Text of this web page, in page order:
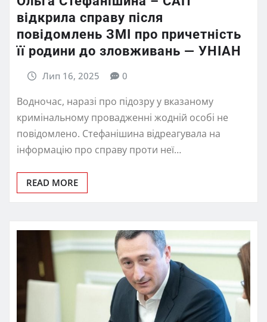
відкрила справу після
повідомлень ЗМІ про причетність
її родини до зловживань — УНІАН
Лип 16, 2025 0
Водночас, наразі про підозру у вказаному
кримінальному провадженні жодній особі не
повідомлено. Стефанішина відреагувала на
інформацію про справу проти неї…
READ MORE